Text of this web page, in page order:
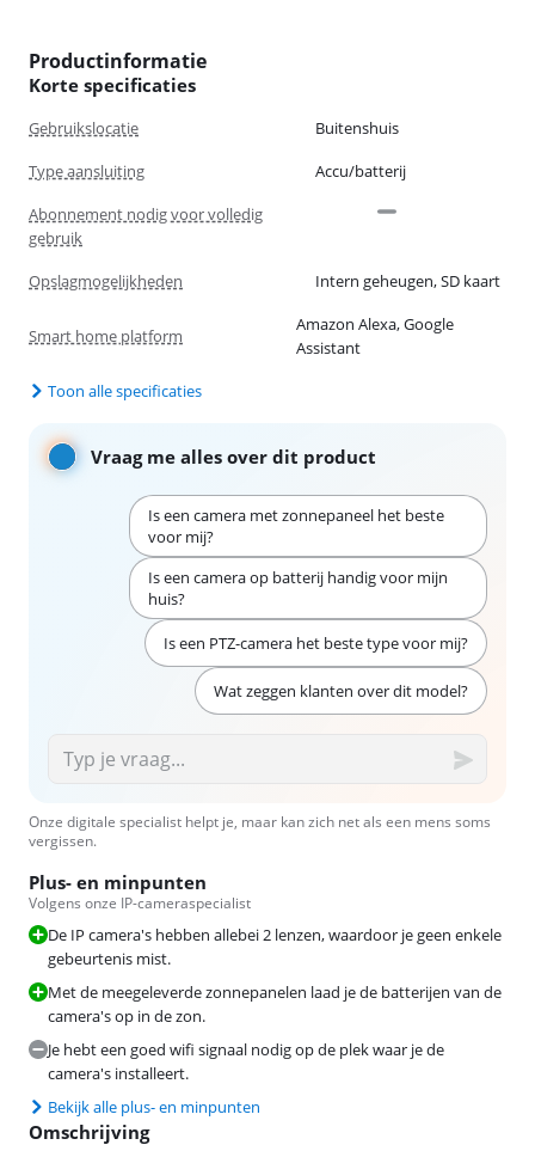
Productinformatie
Korte specificaties
Gebruikslocatie
Buitenshuis
Type aansluiting
Accu/batterij
Abonnement nodig voor volledig
gebruik
Opslagmogelijkheden
Intern geheugen, SD kaart
Smart home platform
Amazon Alexa, Google
Assistant
Toon alle specificaties
Vraag me alles over dit product
Is een camera met zonnepaneel het beste
voor mij?
Is een camera op batterij handig voor mijn
huis?
Is een PTZ-camera het beste type voor mij?
Wat zeggen klanten over dit model?
Onze digitale specialist helpt je, maar kan zich net als een mens soms
vergissen.
Plus- en minpunten
Volgens onze IP-cameraspecialist
De IP camera's hebben allebei 2 lenzen, waardoor je geen enkele
gebeurtenis mist.
Met de meegeleverde zonnepanelen laad je de batterijen van de
camera's op in de zon.
Je hebt een goed wifi signaal nodig op de plek waar je de
camera's installeert.
Bekijk alle plus- en minpunten
Omschrijving